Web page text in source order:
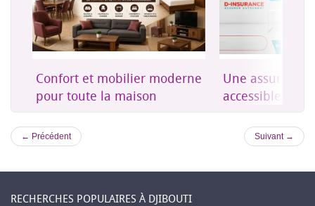
Confort et mobilier moderne
pour toute la maison
Une
accessible à
← Précédent Suivant →
RECHERCHES POPULAIRES À DJIBOUTI